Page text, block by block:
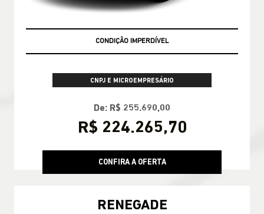
CONDIÇÃO IMPERDÍVEL
CNPJ E MICROEMPRESÁRIO
De: R$ 255.690,00
R$ 224.265,70
CONFIRA A OFERTA
RENEGADE